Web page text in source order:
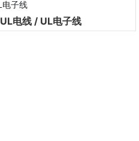
UL电线 / UL电子线